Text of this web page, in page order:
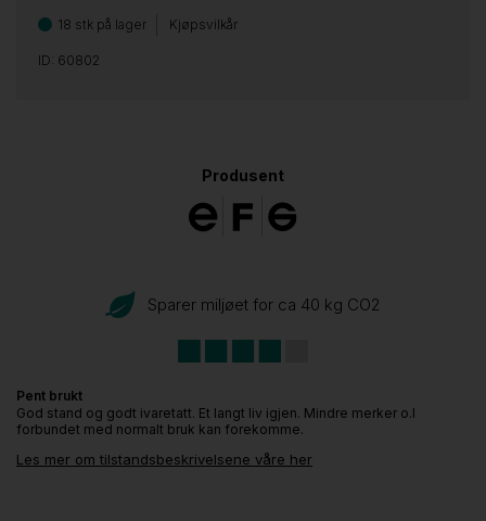
18 stk på lager Kjøpsvilkår
ID: 60802
Produsent
Sparer miljøet for ca 40 kg CO2
Pent brukt
God stand og godt ivaretatt. Et langt liv igjen. Mindre merker o.l
forbundet med normalt bruk kan forekomme.
Les mer om tilstandsbeskrivelsene våre her